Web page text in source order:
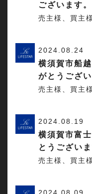
ございます。
売主様、買主
2024.08.24
横須賀市船
がとうござい
売主様、買主
2024.08.19
横須賀市富
とうございま
売主様、買主